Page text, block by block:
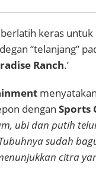
berlatih keras
“telanjang”
Ranch.’
dengan Sports
ubi dan putih
sudah
citra